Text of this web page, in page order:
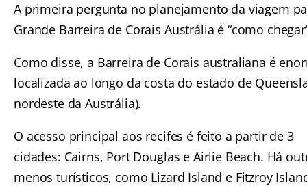
A primeira pergunta no planejamento da viagem
Grande Barreira de Corais Austrália é “como
Como disse, a Barreira de Corais australiana é
localizada ao longo da costa do estado de
nordeste da Austrália).
O acesso principal aos recifes é feito a partir de 3
cidades: Cairns, Port Douglas e Airlie Beach. Há
menos turísticos, como Lizard Island e Fitzroy